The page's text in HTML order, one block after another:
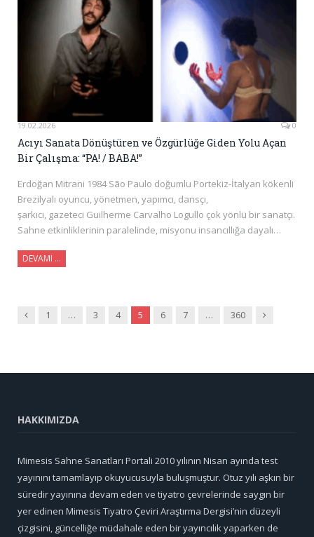
19.02.2026 0
Acıyı Sanata Dönüştüren ve Özgürlüğe Giden Yolu Açan
Bir Çalışma: “PA! / BABA!”
Erdoğan Mitrani 1984 São Paulo doğumlu Portekiz-İtalyan kökenli
Brezilyalı oyuncu, yönetmen, yapımcı, dansçı,
şarkıcı, gazeteci Guilherme Carvalho Logullo çok yönlü bir sanatçı.
Sahne etkinliklerinin paralelinde, misyonu insancıllığa dayalı…
DEVAMI …
Önceki
1 … 3 4 5 6 7 … 360 Sonraki
HAKKIMIZDA
Mimesis Sahne Sanatları Portali 2010 yılının Nisan ayında test
yayınını tamamlayıp okuyucusuyla buluşmuştur. Otuz yılı aşkın bir
süredir yayınına devam eden ve tiyatro çevrelerinde saygın bir
yer edinen Mimesis Tiyatro Çeviri Araştırma Dergisi’nin düzeyli
çizgisini, güncelliğe müdahale eden bir yayıncılık yaparken de